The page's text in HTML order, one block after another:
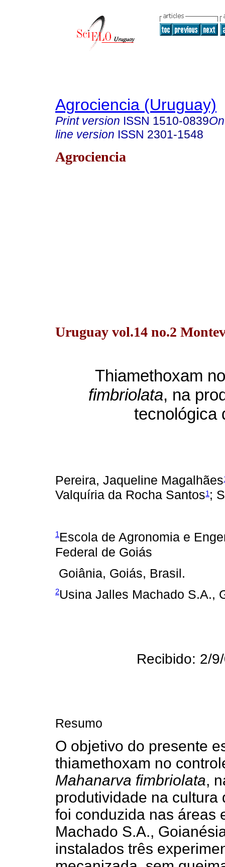
Agrociencia (Uruguay)
Print version ISSN 1510-0839
line version ISSN 2301-1548
Agrociencia
Uruguay vol.14 no.2
Thiamethoxam
fimbriolata, na
tecnológica
Pereira, Jaqueline Magalhães
Valquíria da Rocha Santos1;
1Escola de Agronomia e
Federal de Goiás
Goiânia, Goiás, Brasil.
2Usina Jalles Machado S.A.,
Recibido: 2/
Resumo
O objetivo do presente
thiamethoxam no
Mahanarva fimbriolata,
produtividade na cultura
foi conduzida nas áreas
Machado S.A.,
instalados três